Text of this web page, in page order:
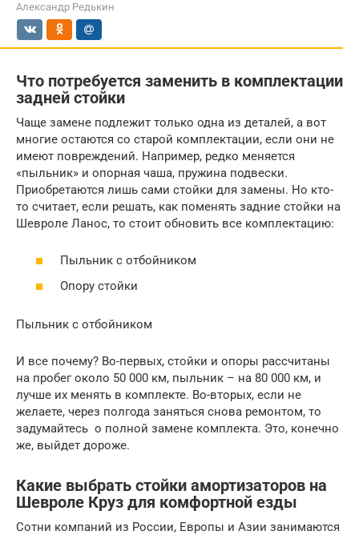
Александр Редькин
Что потребуется заменить в комплектации
задней стойки
Чаще замене подлежит только одна из деталей, а вот
многие остаются со старой комплектации, если они не
имеют повреждений. Например, редко меняется
«пыльник» и опорная чаша, пружина подвески.
Приобретаются лишь сами стойки для замены. Но кто-
то считает, если решать, как поменять задние стойки на
Шевроле Ланос, то стоит обновить все комплектацию:
Пыльник с отбойником
Опору стойки
Пыльник с отбойником
И все почему? Во-первых, стойки и опоры рассчитаны
на пробег около 50 000 км, пыльник – на 80 000 км, и
лучше их менять в комплекте. Во-вторых, если не
желаете, через полгода заняться снова ремонтом, то
задумайтесь о полной замене комплекта. Это, конечно
же, выйдет дороже.
Какие выбрать стойки амортизаторов на
Шевроле Круз для комфортной езды
Сотни компаний из России, Европы и Азии занимаются